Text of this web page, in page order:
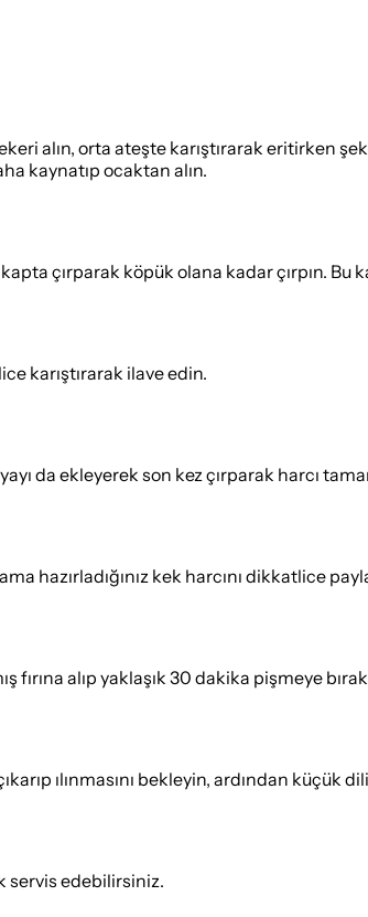
alın, orta ateşte karıştırarak eritirken
kaynatıp ocaktan alın.
çırparak köpük olana kadar çırpın. Bu
karıştırarak ilave edin.
da ekleyerek son kez çırparak harcı
hazırladığınız kek harcını dikkatlice
fırına alıp yaklaşık 30 dakika pişmeye
ılınmasını bekleyin, ardından küçük
servis edebilirsiniz.